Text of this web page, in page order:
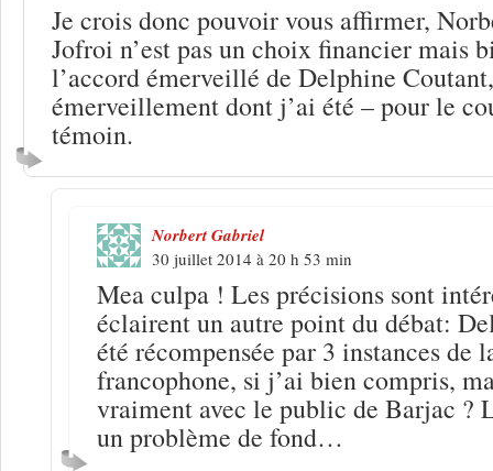
Je crois donc pouvoir vous affirmer,
Jofroi n’est pas un choix financier mais
l’accord émerveillé de Delphine
émerveillement dont j’ai été – pour le
témoin.
Norbert Gabriel
30 juillet 2014 à 20 h 53 min
Mea culpa ! Les précisions sont
éclairent un autre point du débat:
été récompensée par 3 instances de
francophone, si j’ai bien compris,
vraiment avec le public de Barjac ?
un problème de fond…